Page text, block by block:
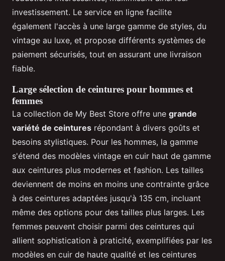
investissement. Le service en ligne facilite
également l'accès à une large gamme de styles, du
vintage au luxe, et propose différents systèmes de
paiement sécurisés, tout en assurant une livraison
fiable.
Large sélection de ceintures pour hommes et
femmes
La collection de My Best Store offre une grande
variété de ceintures répondant à divers goûts et
besoins stylistiques. Pour les hommes, la gamme
s'étend des modèles vintage en cuir haut de gamme
aux ceintures plus modernes et fashion. Les tailles
deviennent de moins en moins une contrainte grâce
à des ceintures adaptées jusqu'à 135 cm, incluant
même des options pour des tailles plus larges. Les
femmes peuvent choisir parmi des ceintures qui
allient sophistication à praticité, exemplifiées par les
modèles en cuir de haute qualité et les ceintures